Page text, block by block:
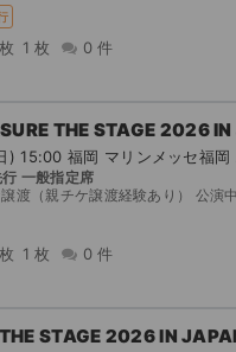
1 枚 0 件
THE STAGE 2026
15:00 福岡 マリンメッセ福岡
一般指定席
中止のみ手数料を引いた金額を返金します。 ランダムエラー、ご購入者様の体調不良や交通機関の
1 枚 0 件
STAGE 2026 IN